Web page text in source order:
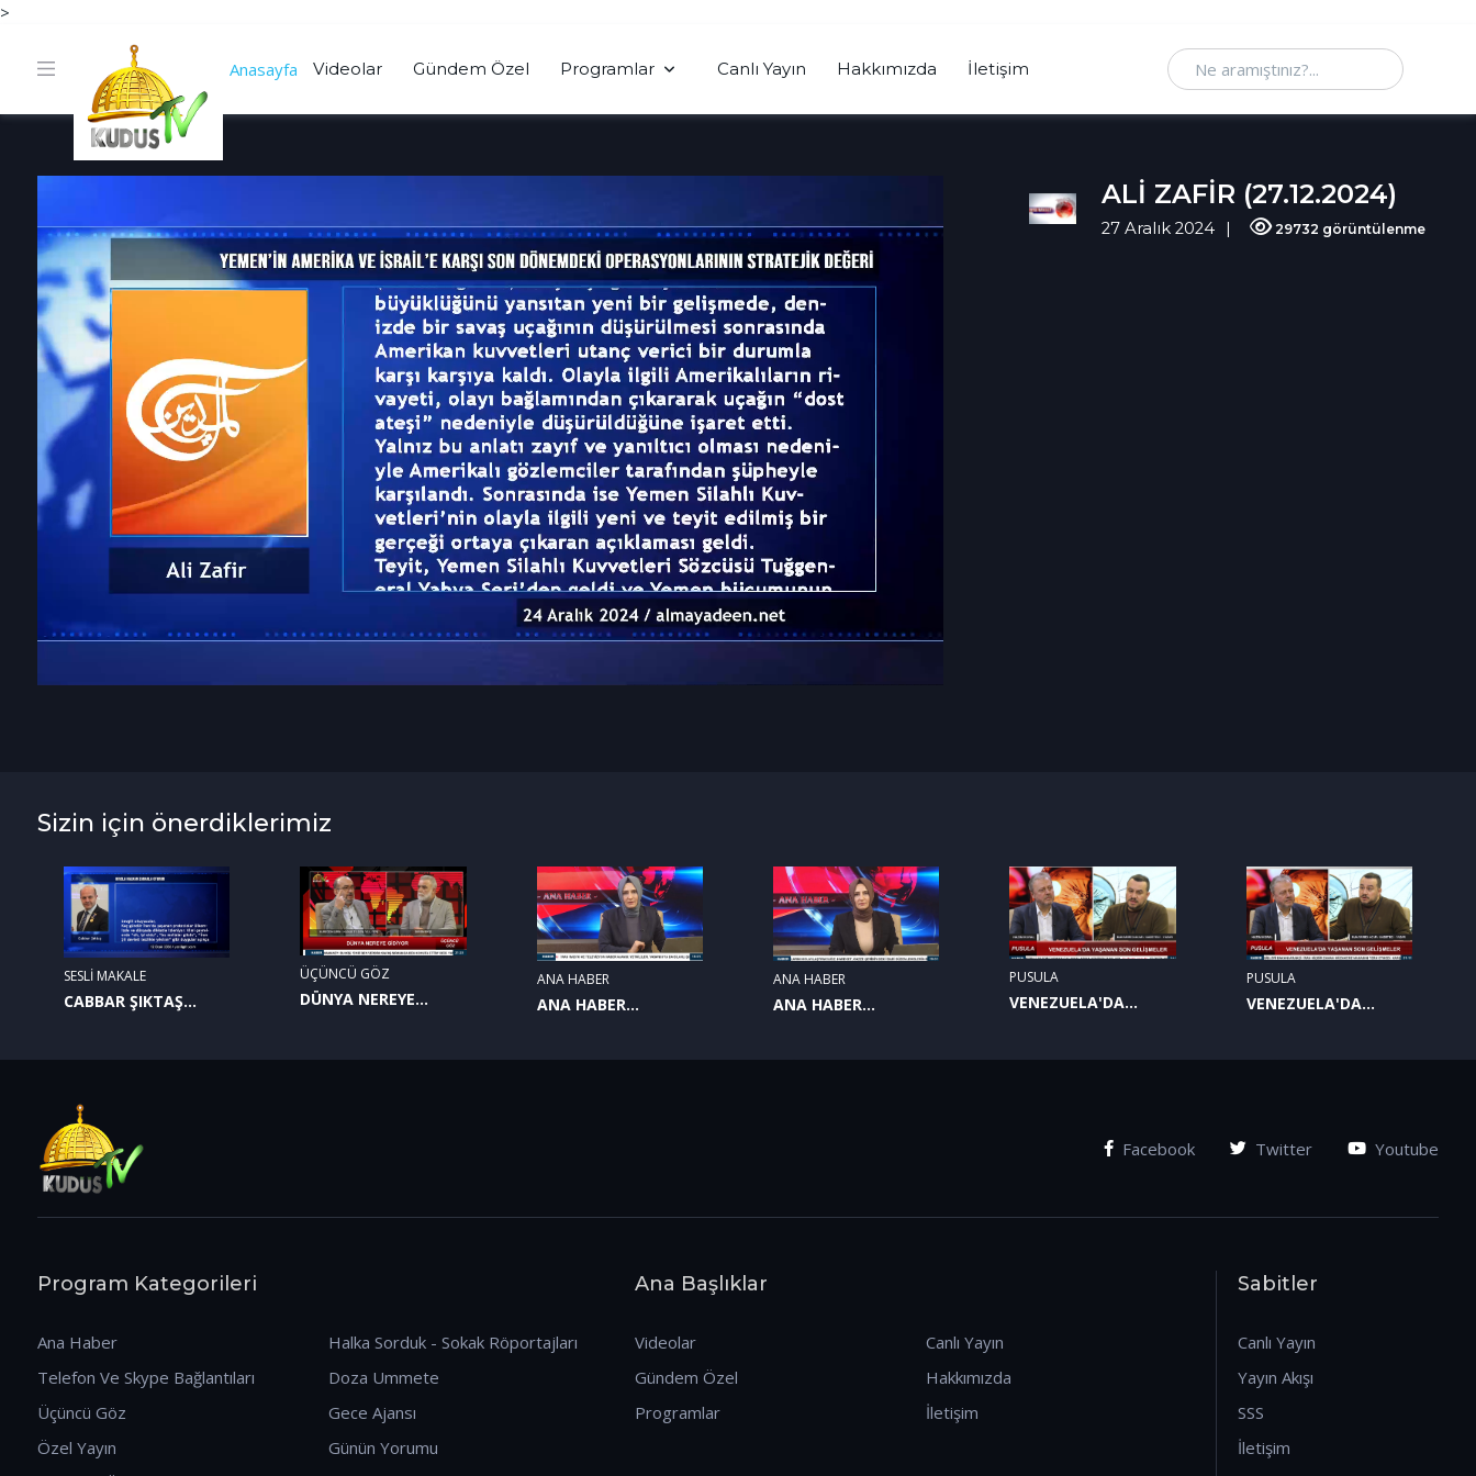
>
Anasayfa Videolar Gündem Özel Programlar Canlı Yayın Hakkımızda İletişim Ne aramıştınız
ALİ ZAFİR (27.12.2024)
27 Aralık 2024 29732 görüntülenme
Sizin için önerdiklerimiz
SESLİ MAKALE
CABBAR ŞIKTAŞ
ÜÇÜNCÜ GÖZ
DÜNYA NEREYE
ANA HABER
ANA HABER
ANA HABER
ANA HABER
PUSULA
VENEZUELA'DA
PUSULA
VENEZUELA'DA
Facebook Twitter Youtube
Program Kategorileri
Ana Haber
Telefon Ve Skype Bağlantıları
Üçüncü Göz
Özel Yayın
Halka Sorduk - Sokak Röportajları
Doza Ummete
Gece Ajansı
Günün Yorumu
Ana Başlıklar
Videolar
Gündem Özel
Programlar
Canlı Yayın
Hakkımızda
İletişim
Sabitler
Canlı Yayın
Yayın Akışı
SSS
İletişim